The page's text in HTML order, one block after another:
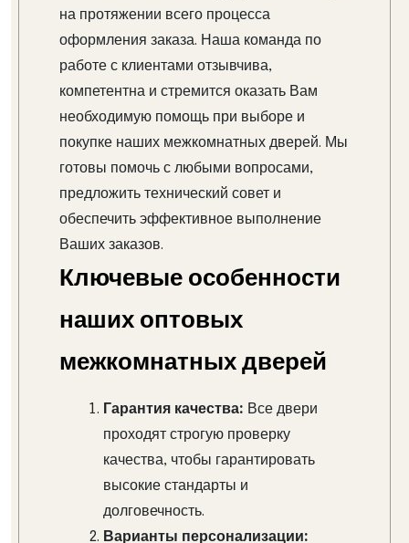
на протяжении всего процесса
оформления заказа. Наша команда по
работе с клиентами отзывчива,
компетентна и стремится оказать Вам
необходимую помощь при выборе и
покупке наших межкомнатных дверей. Мы
готовы помочь с любыми вопросами,
предложить технический совет и
обеспечить эффективное выполнение
Ваших заказов.
Ключевые особенности
наших оптовых
межкомнатных дверей
Гарантия качества: Все двери
проходят строгую проверку
качества, чтобы гарантировать
высокие стандарты и
долговечность.
Варианты персонализации: